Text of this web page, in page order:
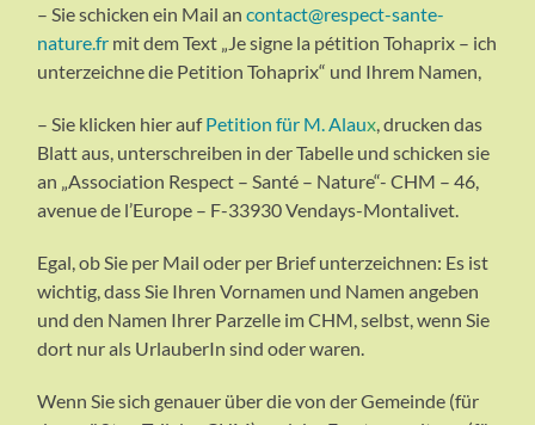
– Sie schicken ein Mail ancontact@respect-sante-
nature.fr mit dem Text „Je signe la pétition Tohaprix – ich
unterzeichne die Petition Tohaprix“ und Ihrem Namen,
– Sie klicken hier aufPetition für M. Alaux , drucken das
Blatt aus, unterschreiben in der Tabelle und schicken sie
an „Association Respect – Santé – Nature“- CHM – 46,
avenue de l’Europe – F-33930 Vendays-Montalivet.
Egal, ob Sie per Mail oder per Brief unterzeichnen: Es ist
wichtig, dass Sie Ihren Vornamen und Namen angeben
und den Namen Ihrer Parzelle im CHM, selbst, wenn Sie
dort nur als UrlauberIn sind oder waren.
Wenn Sie sich genauer über die von der Gemeinde (für